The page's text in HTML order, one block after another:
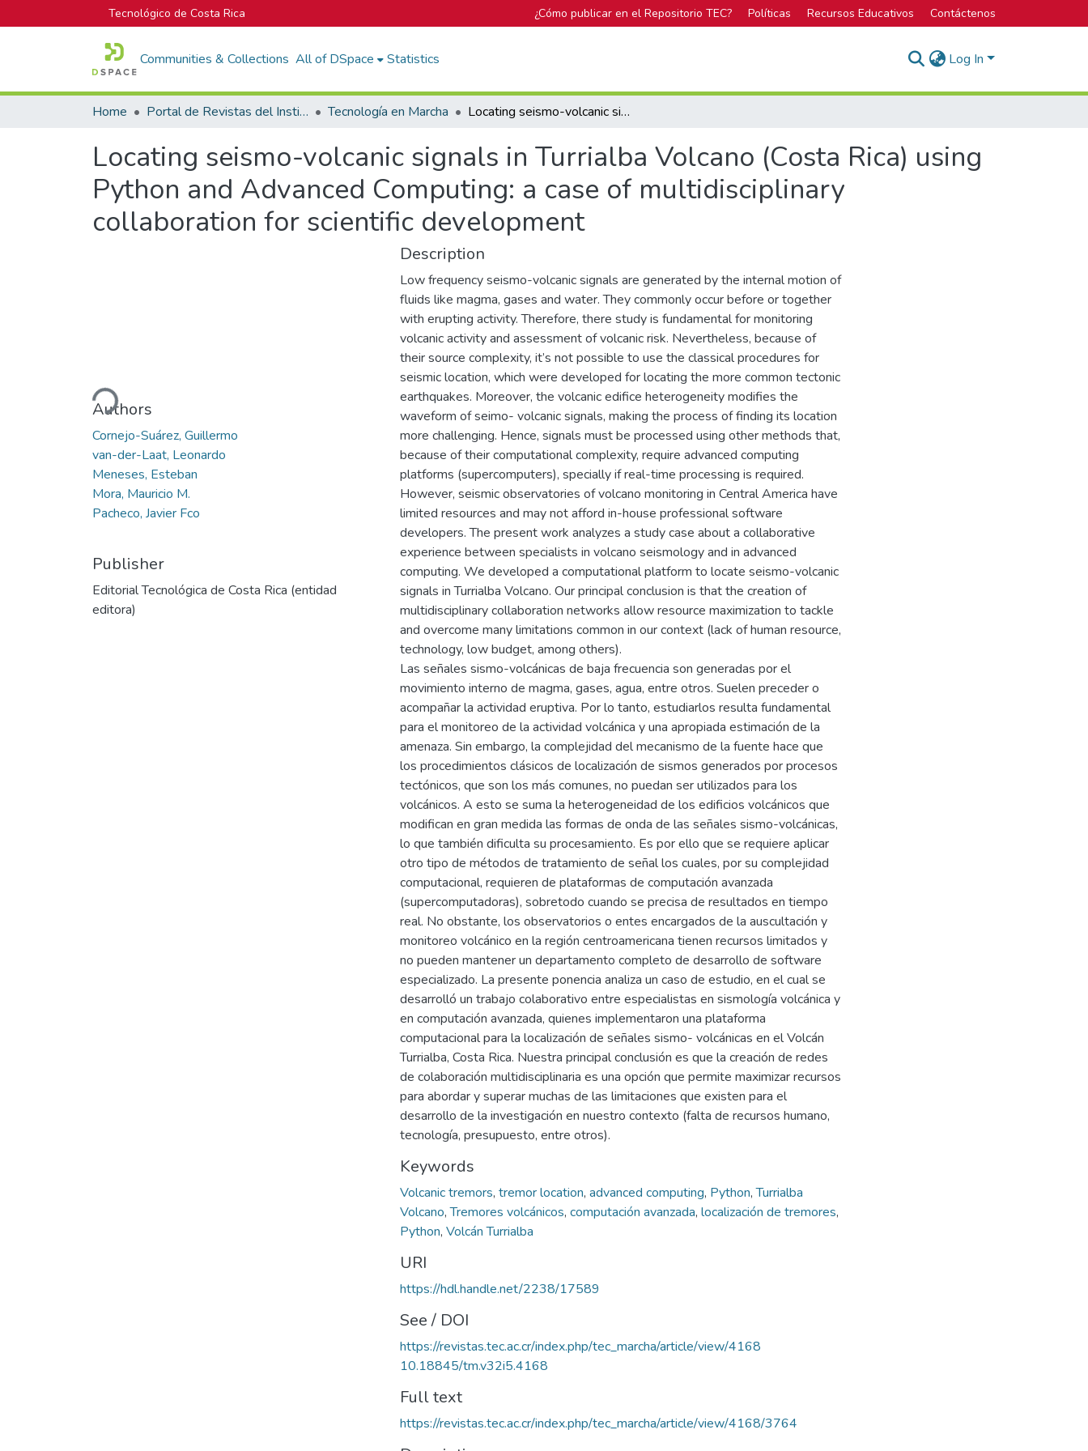
Tecnológico de Costa Rica ¿Cómo publicar en el Repositorio TEC? Políticas Recursos Educativos Contáctenos
Communities & Collections All of DSpace Statistics Log In
Home Portal de Revistas del Instituto Tecnológico de Costa Rica Tecnología en Marcha Locating seismo-volcanic signals in Turrialba Volcano (Costa Rica) using Python and Advanced Computing: a case of multidisciplinary collaboration for scientific development
Locating seismo-volcanic signals in Turrialba Volcano (Costa Rica) using
Python and Advanced Computing: a case of multidisciplinary
collaboration for scientific development
Loading...
Authors
Cornejo-Suárez, Guillermo
van-der-Laat, Leonardo
Meneses, Esteban
Mora, Mauricio M.
Pacheco, Javier Fco
Publisher
Editorial Tecnológica de Costa Rica (entidad
editora)
Description
Low frequency seismo-volcanic signals are generated by the internal motion of
fluids like magma, gases and water. They commonly occur before or together
with erupting activity. Therefore, there study is fundamental for monitoring
volcanic activity and assessment of volcanic risk. Nevertheless, because of
their source complexity, it’s not possible to use the classical procedures for
seismic location, which were developed for locating the more common tectonic
earthquakes. Moreover, the volcanic edifice heterogeneity modifies the
waveform of seimo- volcanic signals, making the process of finding its location
more challenging. Hence, signals must be processed using other methods that,
because of their computational complexity, require advanced computing
platforms (supercomputers), specially if real-time processing is required.
However, seismic observatories of volcano monitoring in Central America have
limited resources and may not afford in-house professional software
developers. The present work analyzes a study case about a collaborative
experience between specialists in volcano seismology and in advanced
computing. We developed a computational platform to locate seismo-volcanic
signals in Turrialba Volcano. Our principal conclusion is that the creation of
multidisciplinary collaboration networks allow resource maximization to tackle
and overcome many limitations common in our context (lack of human resource,
technology, low budget, among others).
Las señales sismo-volcánicas de baja frecuencia son generadas por el
movimiento interno de magma, gases, agua, entre otros. Suelen preceder o
acompañar la actividad eruptiva. Por lo tanto, estudiarlos resulta fundamental
para el monitoreo de la actividad volcánica y una apropiada estimación de la
amenaza. Sin embargo, la complejidad del mecanismo de la fuente hace que
los procedimientos clásicos de localización de sismos generados por procesos
tectónicos, que son los más comunes, no puedan ser utilizados para los
volcánicos. A esto se suma la heterogeneidad de los edificios volcánicos que
modifican en gran medida las formas de onda de las señales sismo-volcánicas,
lo que también dificulta su procesamiento. Es por ello que se requiere aplicar
otro tipo de métodos de tratamiento de señal los cuales, por su complejidad
computacional, requieren de plataformas de computación avanzada
(supercomputadoras), sobretodo cuando se precisa de resultados en tiempo
real. No obstante, los observatorios o entes encargados de la auscultación y
monitoreo volcánico en la región centroamericana tienen recursos limitados y
no pueden mantener un departamento completo de desarrollo de software
especializado. La presente ponencia analiza un caso de estudio, en el cual se
desarrolló un trabajo colaborativo entre especialistas en sismología volcánica y
en computación avanzada, quienes implementaron una plataforma
computacional para la localización de señales sismo- volcánicas en el Volcán
Turrialba, Costa Rica. Nuestra principal conclusión es que la creación de redes
de colaboración multidisciplinaria es una opción que permite maximizar recursos
para abordar y superar muchas de las limitaciones que existen para el
desarrollo de la investigación en nuestro contexto (falta de recursos humano,
tecnología, presupuesto, entre otros).
Keywords
Volcanic tremors, tremor location, advanced computing, Python,Turrialba
Volcano,Tremores volcánicos, computación avanzada, localización de tremores,
Python, Volcán Turrialba
URI
https://hdl.handle.net/2238/17589
See / DOI
https://revistas.tec.ac.cr/index.php/tec_marcha/article/view/4168
10.18845/tm.v32i5.4168
Full text
https://revistas.tec.ac.cr/index.php/tec_marcha/article/view/4168/3764